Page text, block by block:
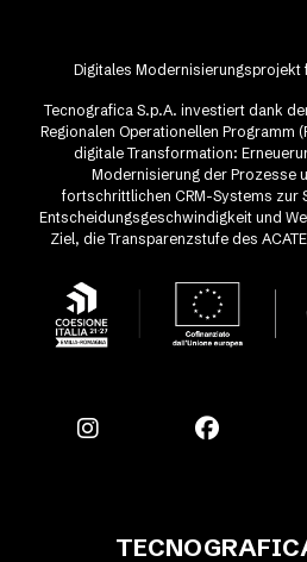
Digitales Modernisierungsprojekt
Tecnografica S.p.A. investiert dank
Regionalen Operationellen Programm
digitale Transformation:
Modernisierung der Prozesse
fortschrittlichen CRM-Systems zur
Entscheidungsgeschwindigkeit und
Ziel, die Transparenzstufe des